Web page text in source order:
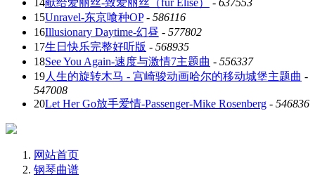
14献给爱丽丝-致爱丽丝（für Elise） - 637553
15Unravel-东京喰种OP- 586116
16Illusionary Daytime-幻昼 - 577802
17生日快乐完整好听版 - 568935
18See You Again-速度与激情7主题曲 - 556337
19人生的旋转木马 - 宫崎骏动画哈尔的移动城堡主题曲 -
547008
20Let Her Go放手爱情-Passenger-Mike Rosenberg - 546836
网站首页
钢琴曲谱